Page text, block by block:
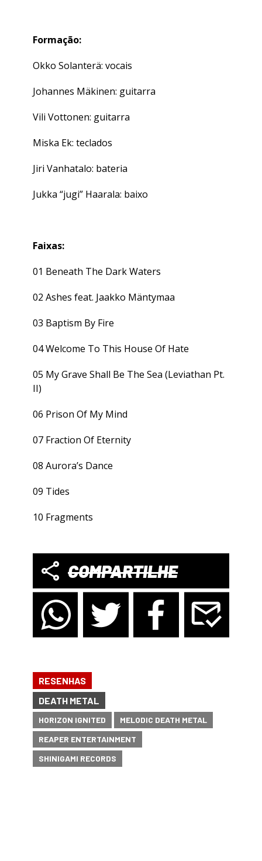
Formação:
Okko Solanterä: vocais
Johannes Mäkinen: guitarra
Vili Vottonen: guitarra
Miska Ek: teclados
Jiri Vanhatalo: bateria
Jukka “jugi” Haarala: baixo
Faixas:
01 Beneath The Dark Waters
02 Ashes feat. Jaakko Mäntymaa
03 Baptism By Fire
04 Welcome To This House Of Hate
05 My Grave Shall Be The Sea (Leviathan Pt.
II)
06 Prison Of My Mind
07 Fraction Of Eternity
08 Aurora’s Dance
09 Tides
10 Fragments
COMPARTILHE
RESENHAS
DEATH METAL
HORIZON IGNITED
MELODIC DEATH METAL
REAPER ENTERTAINMENT
SHINIGAMI RECORDS